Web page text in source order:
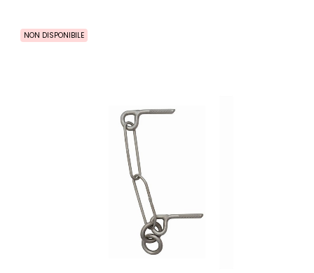
NON DISPONIBILE